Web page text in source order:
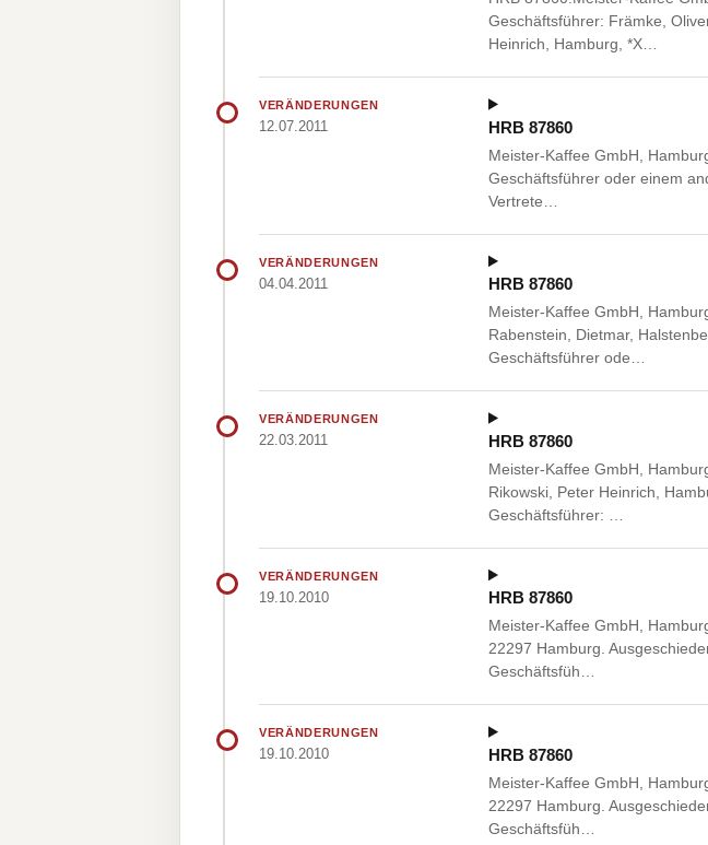
Geschäftsführer: Främke,
Heinrich, Hamburg, *X…
VERÄNDERUNGEN
12.07.2011 HRB 87860
Meister-Kaffee GmbH,
Geschäftsführer oder einem
Vertrete…
VERÄNDERUNGEN
04.04.2011 HRB 87860
Meister-Kaffee GmbH,
Rabenstein, Dietmar,
Geschäftsführer ode…
VERÄNDERUNGEN
22.03.2011 HRB 87860
Meister-Kaffee GmbH,
Rikowski, Peter Heinrich,
Geschäftsführer: …
VERÄNDERUNGEN
19.10.2010 HRB 87860
Meister-Kaffee GmbH,
22297 Hamburg.
Geschäftsfüh…
VERÄNDERUNGEN
19.10.2010 HRB 87860
Meister-Kaffee GmbH,
22297 Hamburg.
Geschäftsfüh…